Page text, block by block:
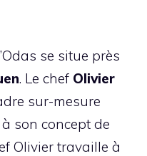
se situe près
. Le chef Olivier
sur-mesure
son concept de
Olivier travaille à